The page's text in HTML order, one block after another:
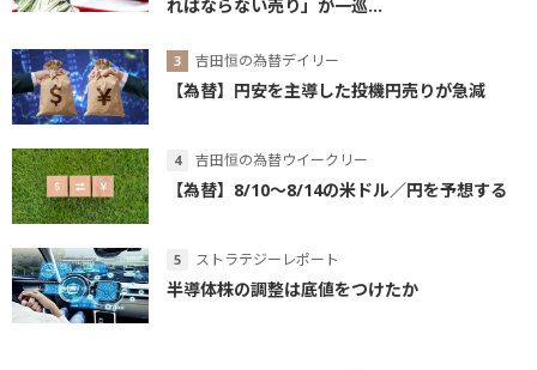
ればならない売り」が一巡...
吉田恒の為替デイリー
【為替】円安を主導した投機円売りが急減
吉田恒の為替ウイークリー
【為替】8/10～8/14の米ドル／円を予想する
ストラテジーレポート
半導体株の調整は底値をつけたか